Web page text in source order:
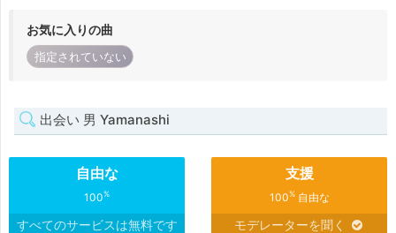
お気に入りの曲
指定されていない
出会い 男 Yamanashi
自由な
100%
すべてのサービスは無料です
支援
100%自由な
モデレーターを聞く